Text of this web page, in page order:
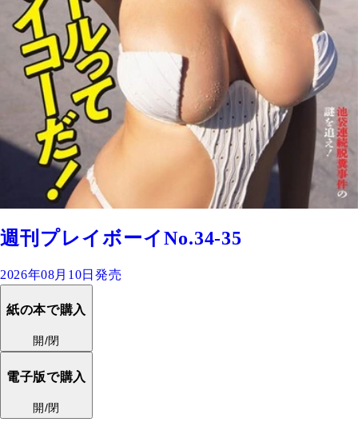
週刊プレイボーイNo.34-35
2026年08月10日発売
紙の本で購入
開/閉
電子版で購入
開/閉